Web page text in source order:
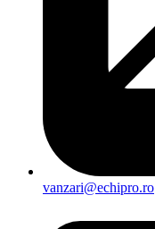
vanzari@echipro.ro